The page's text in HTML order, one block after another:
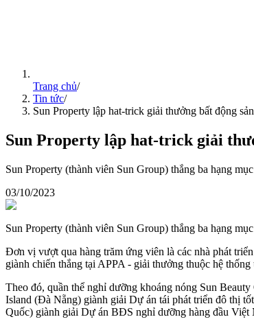
Trang chủ/
Tin tức/
Sun Property lập hat-trick giải thưởng bất động
Sun Property lập hat-trick giải
Sun Property (thành viên Sun Group) thắng ba hạng
03/10/2023
Sun Property (thành viên Sun Group) thắng ba hạng
Đơn vị vượt qua hàng trăm ứng viên là các nhà phát
giành chiến thắng tại APPA - giải thưởng thuộc hệ
Theo đó, quần thể nghỉ dưỡng khoáng nóng Sun
Island (Đà Nẵng) giành giải Dự án tái phát triển đô thị
Quốc) giành giải Dự án BĐS nghỉ dưỡng hàng đầu Việt